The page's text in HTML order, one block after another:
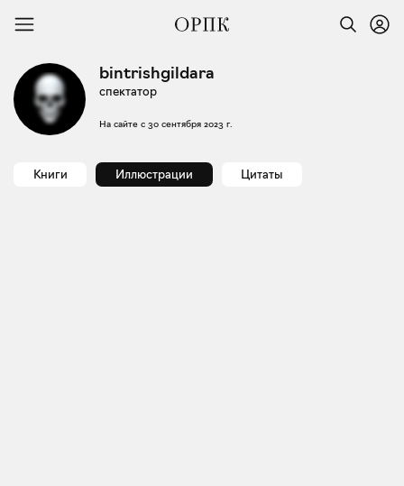
bintrishgildara
спектатор
На сайте с 30 сентября 2023 г.
Книги Иллюстрации Цитаты